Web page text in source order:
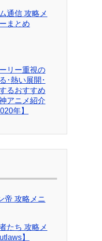
通信 攻略メ
まとめ
リー重視の
･熱い展開･
るおすすめ
アニメ紹介
年】
帝 攻略メニ
たち 攻略メ
】